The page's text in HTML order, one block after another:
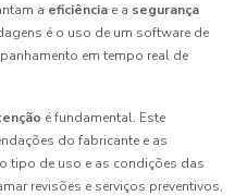
a eficiência e a segurança
é o uso de um software de
em tempo real de
é fundamental. Este
do fabricante e as
tipo de uso e as condições das
revisões e serviços preventivos,